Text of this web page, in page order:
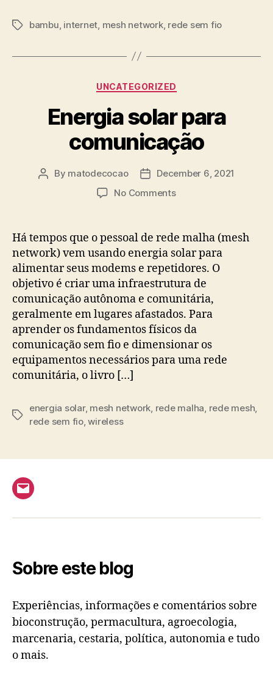
Tagsbambu internet mesh network, rede sem fio
Categories
UNCATEGORIZED
Energia solar para
comunicação
Post
By matodecocao
PostDecember 6, 2021
No Commentson
para
comunicação
Há tempos que o pessoal de rede malha (mesh
network) vem usando energia solar para
alimentar seus modems e repetidores. O
objetivo é criar uma infraestrutura de
comunicação autônoma e comunitária,
geralmente em lugares afastados. Para
aprender os fundamentos físicos da
comunicação sem fio e dimensionar os
equipamentos necessários para uma rede
comunitária, o livro […]
Tags
energia solar, mesh network, rede malha, rede mesh,
rede sem fio,wireless
Email
Sobre este blog
Experiências, informações e comentários sobre
bioconstrução, permacultura, agroecologia,
marcenaria, cestaria, política, autonomia e tudo
o mais.